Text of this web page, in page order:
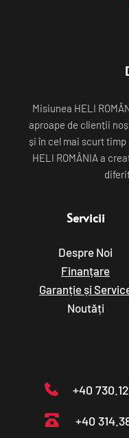
Misiunea HELI
aproape de clienții
și în cel mai scurt
HELI ROMÂNIA a
Servicii
Despre Noi
Finanțare
Garanție și
Noutăți
+40
+40